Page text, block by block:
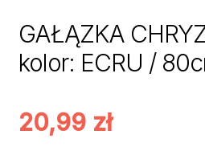
GAŁĄZKA
kolor: ECRU /
20,99 zł